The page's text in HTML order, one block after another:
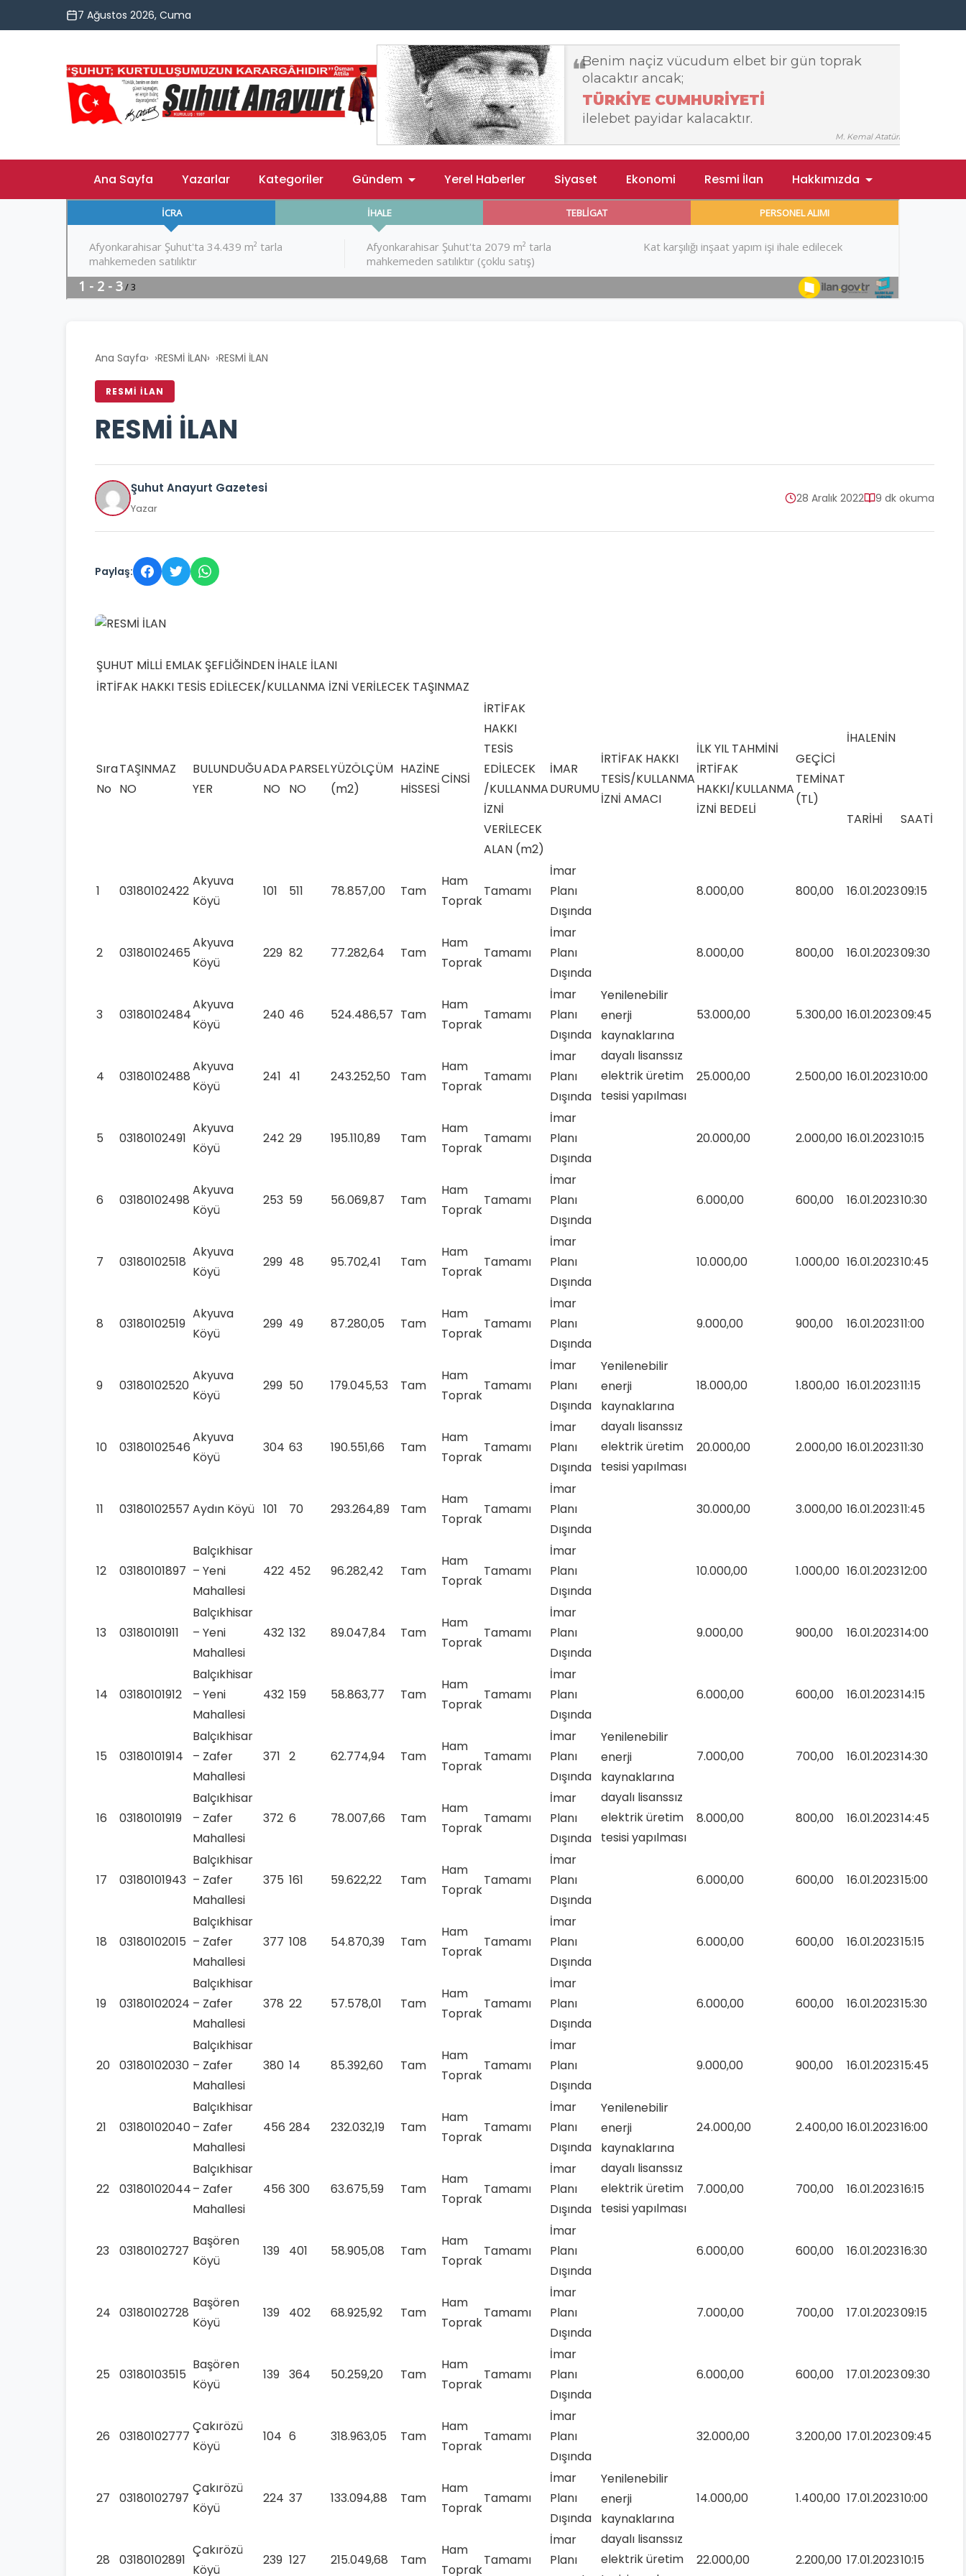
7 Ağustos 2026, Cuma
Ana Sayfa Yazarlar Kategoriler Gündem Yerel Haberler Siyaset Ekonomi Resmi İlan Hakkımızda
Ana Sayfa› RESMİ İLAN› RESMİ İLAN
RESMİ İLAN
RESMİ İLAN
Şuhut Anayurt Gazetesi
Yazar
28 Aralık 2022 9 dk okuma
Paylaş:
ŞUHUT MİLLİ EMLAK ŞEFLİĞİNDEN İHALE İLANI
İRTİFAK HAKKI TESİS EDİLECEK/KULLANMA İZNİ VERİLECEK TAŞINMAZ
Sıra
No
TAŞINMAZ
NO
BULUNDUĞU
YER
ADA
NO
PARSEL
NO
YÜZÖLÇÜM
(m2)
HAZİNE
HİSSESİ
CİNSİ
İRTİFAK
HAKKI
TESİS
EDİLECEK
/KULLANMA
İZNİ
VERİLECEK
ALAN (m2)
İMAR
DURUMU
İRTİFAK HAKKI
TESİS/KULLANMA
İZNİ AMACI
İLK YIL TAHMİNİ
İRTİFAK
HAKKI/KULLANMA
İZNİ BEDELİ
GEÇİCİ
TEMİNAT
(TL)
İHALENİN
TARİHİ SAATİ
1 03180102422
Akyuva
Köyü
101 511 78.857,00 Tam
Ham
Toprak
Tamamı
İmar
Planı
Dışında
Yenilenebilir
enerji
kaynaklarına
dayalı lisanssız
elektrik üretim
tesisi yapılması
8.000,00 800,00 16.01.202309:15
2 03180102465
Akyuva
Köyü
229 82 77.282,64 Tam
Ham
Toprak
Tamamı
İmar
Planı
Dışında
8.000,00 800,00 16.01.202309:30
3 03180102484
Akyuva
Köyü
240 46 524.486,57 Tam
Ham
Toprak
Tamamı
İmar
Planı
Dışında
53.000,00 5.300,00 16.01.202309:45
4 03180102488
Akyuva
Köyü
241 41 243.252,50 Tam
Ham
Toprak
Tamamı
İmar
Planı
Dışında
25.000,00 2.500,00 16.01.202310:00
5 03180102491
Akyuva
Köyü
242 29 195.110,89 Tam
Ham
Toprak
Tamamı
İmar
Planı
Dışında
20.000,00 2.000,00 16.01.202310:15
6 03180102498
Akyuva
Köyü
253 59 56.069,87 Tam
Ham
Toprak
Tamamı
İmar
Planı
Dışında
6.000,00 600,00 16.01.202310:30
7 03180102518
Akyuva
Köyü
299 48 95.702,41 Tam
Ham
Toprak
Tamamı
İmar
Planı
Dışında
Yenilenebilir
enerji
kaynaklarına
dayalı lisanssız
elektrik üretim
tesisi yapılması
10.000,00 1.000,00 16.01.202310:45
8 03180102519
Akyuva
Köyü
299 49 87.280,05 Tam
Ham
Toprak
Tamamı
İmar
Planı
Dışında
9.000,00 900,00 16.01.202311:00
9 03180102520
Akyuva
Köyü
299 50 179.045,53 Tam
Ham
Toprak
Tamamı
İmar
Planı
Dışında
18.000,00 1.800,00 16.01.202311:15
10 03180102546
Akyuva
Köyü
304 63 190.551,66 Tam
Ham
Toprak
Tamamı
İmar
Planı
Dışında
20.000,00 2.000,00 16.01.202311:30
11 03180102557 Aydın Köyü 101 70 293.264,89 Tam
Ham
Toprak
Tamamı
İmar
Planı
Dışında
30.000,00 3.000,00 16.01.202311:45
12 03180101897
Balçıkhisar
– Yeni
Mahallesi
422 452 96.282,42 Tam
Ham
Toprak
Tamamı
İmar
Planı
Dışında
10.000,00 1.000,00 16.01.202312:00
13 03180101911
Balçıkhisar
– Yeni
Mahallesi
432 132 89.047,84 Tam
Ham
Toprak
Tamamı
İmar
Planı
Dışında
Yenilenebilir
enerji
kaynaklarına
dayalı lisanssız
elektrik üretim
tesisi yapılması
9.000,00 900,00 16.01.202314:00
14 03180101912
Balçıkhisar
– Yeni
Mahallesi
432 159 58.863,77 Tam
Ham
Toprak
Tamamı
İmar
Planı
Dışında
6.000,00 600,00 16.01.202314:15
15 03180101914
Balçıkhisar
– Zafer
Mahallesi
371 2 62.774,94 Tam
Ham
Toprak
Tamamı
İmar
Planı
Dışında
7.000,00 700,00 16.01.202314:30
16 03180101919
Balçıkhisar
– Zafer
Mahallesi
372 6 78.007,66 Tam
Ham
Toprak
Tamamı
İmar
Planı
Dışında
8.000,00 800,00 16.01.202314:45
17 03180101943
Balçıkhisar
– Zafer
Mahallesi
375 161 59.622,22 Tam
Ham
Toprak
Tamamı
İmar
Planı
Dışında
6.000,00 600,00 16.01.202315:00
18 03180102015
Balçıkhisar
– Zafer
Mahallesi
377 108 54.870,39 Tam
Ham
Toprak
Tamamı
İmar
Planı
Dışında
6.000,00 600,00 16.01.202315:15
19 03180102024
Balçıkhisar
– Zafer
Mahallesi
378 22 57.578,01 Tam
Ham
Toprak
Tamamı
İmar
Planı
Dışında
Yenilenebilir
enerji
kaynaklarına
dayalı lisanssız
elektrik üretim
tesisi yapılması
6.000,00 600,00 16.01.202315:30
20 03180102030
Balçıkhisar
– Zafer
Mahallesi
380 14 85.392,60 Tam
Ham
Toprak
Tamamı
İmar
Planı
Dışında
9.000,00 900,00 16.01.202315:45
21 03180102040
Balçıkhisar
– Zafer
Mahallesi
456 284 232.032,19 Tam
Ham
Toprak
Tamamı
İmar
Planı
Dışında
24.000,00 2.400,00 16.01.202316:00
22 03180102044
Balçıkhisar
– Zafer
Mahallesi
456 300 63.675,59 Tam
Ham
Toprak
Tamamı
İmar
Planı
Dışında
7.000,00 700,00 16.01.202316:15
23 03180102727
Başören
Köyü
139 401 58.905,08 Tam
Ham
Toprak
Tamamı
İmar
Planı
Dışında
6.000,00 600,00 16.01.202316:30
24 03180102728
Başören
Köyü
139 402 68.925,92 Tam
Ham
Toprak
Tamamı
İmar
Planı
Dışında
7.000,00 700,00 17.01.202309:15
25 03180103515
Başören
Köyü
139 364 50.259,20 Tam
Ham
Toprak
Tamamı
İmar
Planı
Dışında
Yenilenebilir
enerji
kaynaklarına
dayalı lisanssız
elektrik üretim
6.000,00 600,00 17.01.202309:30
26 03180102777
Çakırözü
Köyü
104 6 318.963,05 Tam
Ham
Toprak
Tamamı
İmar
Planı
Dışında
32.000,00 3.200,00 17.01.202309:45
27 03180102797
Çakırözü
Köyü
224 37 133.094,88 Tam
Ham
Toprak
Tamamı
İmar
Planı
Dışında
14.000,00 1.400,00 17.01.202310:00
28 03180102891
Çakırözü
Köyü
239 127 215.049,68 Tam
Ham
Toprak
Tamamı
İmar
Planı
22.000,00 2.200,00 17.01.202310:15